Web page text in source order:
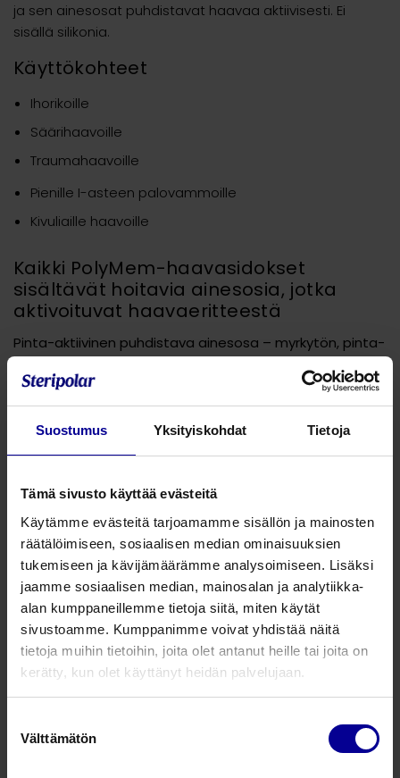
Suostumus Yksityiskohdat Tietoja
Tämä sivusto käyttää evästeitä
Käytämme evästeitä tarjoamamme sisällön ja mainosten
räätälöimiseen, sosiaalisen median ominaisuuksien
tukemiseen ja kävijämäärämme analysoimiseen. Lisäksi
jaamme sosiaalisen median, mainosalan ja analytiikka-
alan kumppaneillemme tietoja siitä, miten käytät
sivustoamme. Kumppanimme voivat yhdistää näitä
tietoja muihin tietoihin, joita olet antanut heille tai joita on
kerätty, kun olet käyttänyt heidän palvelujaan.
valinta
Välttämätön
ja sen ainesosat puhdistavat haavaa aktiivisesti. Ei
sisällä silikonia.
Käyttökohteet
Ihorikoille
Säärihaavoille
Traumahaavoille
Pienille I-asteen palovammoille
Kivuliaille haavoille
Kaikki PolyMem-haavasidokset
sisältävät hoitavia ainesosia, jotka
aktivoituvat haavaeritteestä
Pinta-aktiivinen puhdistava ainesosa – myrkytön, pinta-
tunkeutuu haavapohjan ja katteen väliin, helpottaen
haavan mekaanista puhdistamista.
Glyseriinipehmentää nekroottista kudosta ja
ennaltaehkäisee sidoksen tarttumista haavaan.
Superabsorbenttiantaa sidokselle tehokkaan imukyvyn.
Sidoksen polymeerinen matriisipoistaa soluväleistä
ylimääräistä nestettä, vähentäen haava-alueen
turvotusta
Tuotenumero Tuotekuvaus
7606PM sidos 9 x 9 cm, teippi 15 x 15 cm